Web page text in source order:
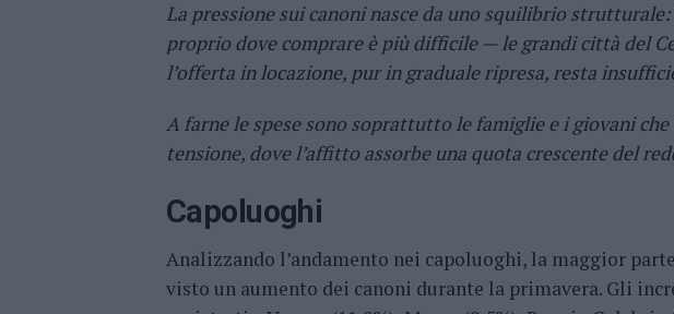
La pressione sui canoni nasce da uno squilibrio
proprio dove comprare è più difficile — le grandi città del
l’offerta in locazione, pur in graduale ripresa, resta
A farne le spese sono soprattutto le famiglie e i giovani
tensione, dove l’affitto assorbe una quota crescente del
Capoluoghi
Analizzando l’andamento nei capoluoghi, la maggior
visto un aumento dei canoni durante la primavera. Gli